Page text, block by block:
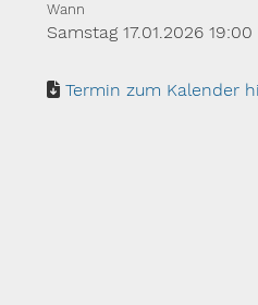
Wann
Samstag 17.01.2026
Termin zum Kalender